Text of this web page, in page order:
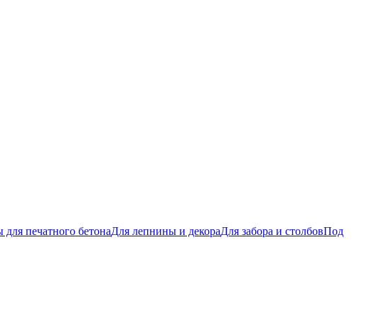
печатного бетонаДля лепнины и декораДля забора и столбовПод